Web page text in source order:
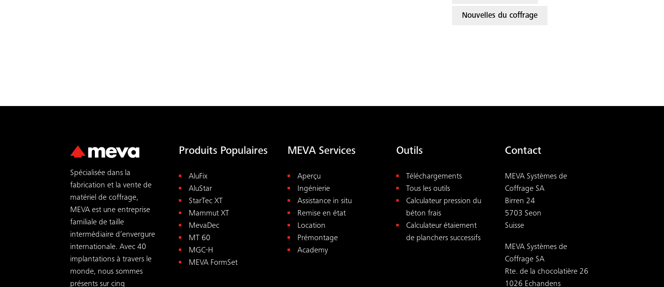
Nouvelles du coffrage
Spécialisée dans la
fabrication et la vente de
matériel de coffrage,
MEVA est une entreprise
familiale de taille
intermédiaire d’envergure
internationale. Avec 40
implantations à travers le
monde, nous sommes
présents sur cinq
Produits Populaires
AluFix
AluStar
StarTec XT
Mammut XT
MevaDec
MT 60
MGC-H
MEVA FormSet
MEVA Services
Aperçu
Ingénierie
Assistance in situ
Remise en état
Location
Prémontage
Academy
Outils
Téléchargements
Tous les outils
Calculateur pression du
béton frais
Calculateur étaiement
de planchers successifs
Contact
MEVA Systèmes de
Coffrage SA
Birren 24
5703 Seon
Suisse
MEVA Systèmes de
Coffrage SA
Rte. de la chocolatière 26
1026 Echandens